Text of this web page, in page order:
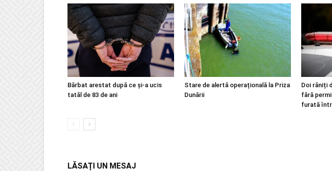
Bărbat arestat după ce și-a ucis
tatăl de 83 de ani
Stare de alertă operațională la Priza
Dunării
Doi răniți
fără
furată
LĂSAȚI UN MESAJ